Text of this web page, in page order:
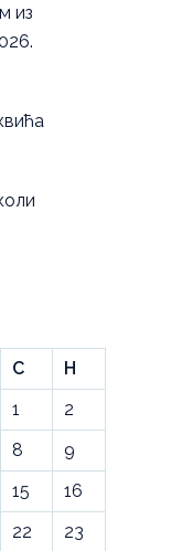
из
С
Н
1
2
8
9
15
16
22
23